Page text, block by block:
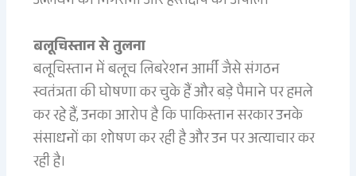
बलूचिस्तान से तुलना
बलूचिस्तान में बलूच लिबरेशन आर्मी जैसे संगठन
स्वतंत्रता की घोषणा कर चुके हैं और बड़े पैमाने पर हमले
कर रहे हैं, उनका आरोप है कि पाकिस्तान सरकार उनके
संसाधनों का शोषण कर रही है और उन पर अत्याचार कर
रही है।